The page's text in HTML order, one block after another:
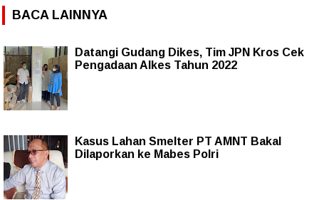
BACA LAINNYA
Datangi Gudang Dikes, Tim JPN Kros Cek
Pengadaan Alkes Tahun 2022
Kasus Lahan Smelter PT AMNT Bakal
Dilaporkan ke Mabes Polri